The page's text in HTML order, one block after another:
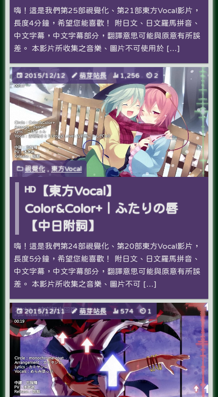
嗨！這是我們第25部視覺化、第21部東方Vocal影片，
長度4分鐘，希望您能喜歡­！ 附日文、日文羅馬拼音、
中文字幕，中文字幕部分，翻譯意思可能與原意有所誤
差。 本影片所收集之音樂、圖片不可使用於 […]
2015/12/12 萌芽站長 1,256 2
視覺化 東方Vocal
ᴴᴰ【東方Vocal】
Color&Color+｜ふたりの唇
【中日附詞】
嗨！這是我們第24部視覺化、第20部東方Vocal影片，
長度5分鐘，希望您能喜歡­！ 附日文、日文羅馬拼音、
中文字幕，中文字幕部分，翻譯意思可能與原意有所誤
差。 本影片所收集之音樂、圖片不可 […]
2015/12/11 萌芽站長 574 1